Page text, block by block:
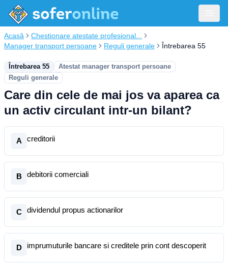
Acasă
Chestionare atestate profesional...
Manager transport persoane
Reguli generale Întrebarea 55
Întrebarea 55
Atestat manager transport persoane
Reguli generale
Care din cele de mai jos va aparea ca
un activ circulant intr-un bilant?
A creditorii
B debitorii comerciali
C dividendul propus actionarilor
D imprumuturile bancare si creditele prin cont descoperit